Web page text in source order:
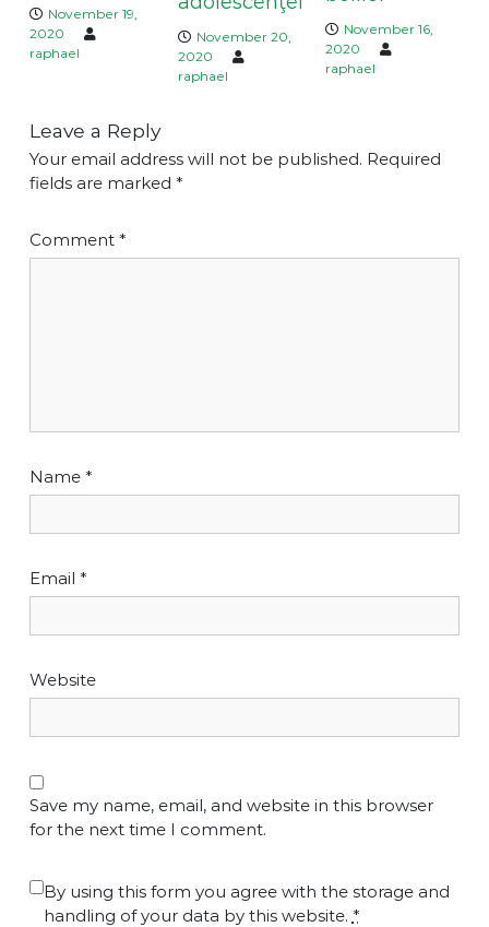
November 19,
2020
raphael
November 20,
2020
raphael
November 16,
2020
raphael
Leave a Reply
Your email address will not be published. Required
fields are marked *
Comment *
Name *
Email *
Website
Save my name, email, and website in this browser
for the next time I comment.
By using this form you agree with the storage and
handling of your data by this website. *